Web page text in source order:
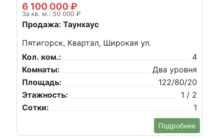
6 100 000 ₽
За кв. м.: 50 000 ₽
Продажа: Таунхаус
Пятигорск, Квартал, Широкая ул.
Кол. ком.:
4
Комнаты:
Два уровня
Площадь:
122/80/20
Этажность:
1 / 2
Сотки:
1
Подробнее